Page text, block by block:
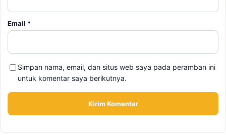
Email *
Simpan nama, email, dan situs web saya pada peramban ini
untuk komentar saya berikutnya.